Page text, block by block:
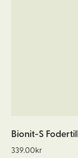
Bionit-S
339.00kr